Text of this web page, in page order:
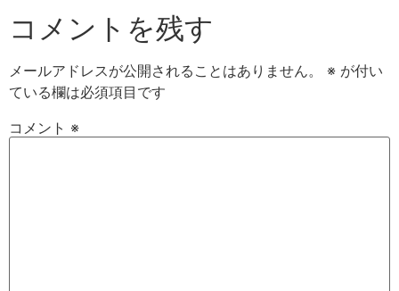
コメントを残す
メールアドレスが公開されることはありません。 ※ が付い
ている欄は必須項目です
コメント ※